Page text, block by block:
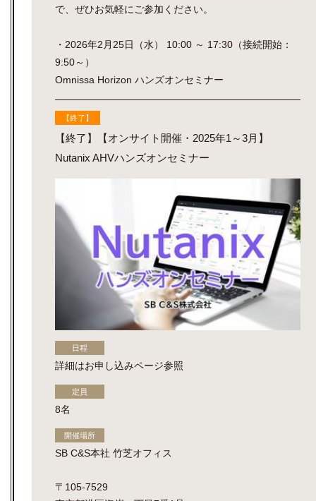
で、ぜひお気軽にご参加ください。
・2026年2月25日（水） 10:00 ～ 17:30（接続開始：
9:50～）
Omnissa Horizon ハンズオンセミナー
【終了】
【終了】【オンサイト開催・2025年1～3月】
Nutanix AHVハンズオンセミナー
日程
詳細はお申し込みページ参照
定員
8名
開催場所
SB C&S本社 竹芝オフィス
〒105-7529